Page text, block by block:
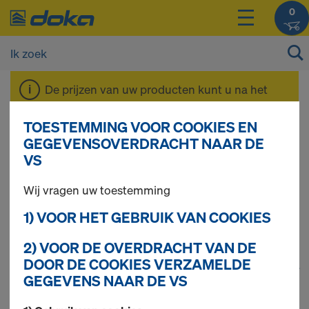
0
De prijzen van uw producten kunt u na het
inloggenbekijken.
Componenten &
bouwaccessoires
303 producten gevonden
TOESTEMMING VOOR COOKIES EN
GEGEVENSOVERDRACHT NAAR DE
VS
Wij vragen uw toestemming
1) VOOR HET GEBRUIK VAN COOKIES
2) VOOR DE OVERDRACHT VAN DE
DOOR DE COOKIES VERZAMELDE
GEGEVENS NAAR DE VS